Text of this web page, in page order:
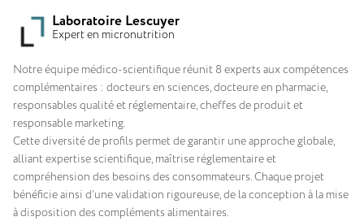
Laboratoire Lescuyer
Expert en micronutrition
Notre équipe médico-scientifique réunit 8 experts aux compétences
complémentaires : docteurs en sciences, docteure en pharmacie,
responsables qualité et réglementaire, cheffes de produit et
responsable marketing.
Cette diversité de profils permet de garantir une approche globale,
alliant expertise scientifique, maîtrise réglementaire et
compréhension des besoins des consommateurs. Chaque projet
bénéficie ainsi d’une validation rigoureuse, de la conception à la mise
à disposition des compléments alimentaires.